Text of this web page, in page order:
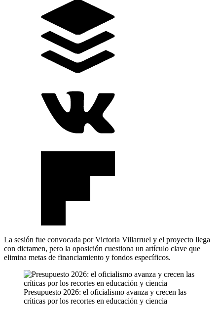
La sesión fue convocada por Victoria Villarruel y el proyecto llega
con dictamen, pero la oposición cuestiona un artículo clave que
elimina metas de financiamiento y fondos específicos.
Presupuesto 2026: el oficialismo avanza y crecen las
críticas por los recortes en educación y ciencia